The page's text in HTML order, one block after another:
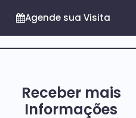
Receber mais
Informações